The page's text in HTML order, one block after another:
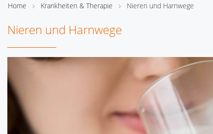
Home Krankheiten & Therapie Nieren und Harnwege
Nieren und Harnwege